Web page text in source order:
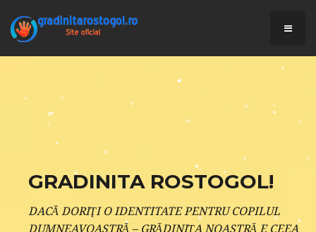
GRADINITA ROSTOGOL!
DACĂ DORIŢI O IDENTITATE PENTRU COPILUL
DUMNEAVOASTRĂ – GRĂDINIŢA NOASTRĂ E CEEA